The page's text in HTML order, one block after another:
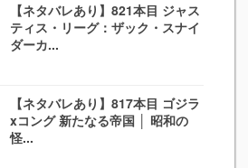
【ネタバレあり】821本目 ジャス
ティス・リーグ：ザック・スナイ
ダーカ...
【ネタバレあり】817本目 ゴジラ
xコング 新たなる帝国 │ 昭和の
怪...